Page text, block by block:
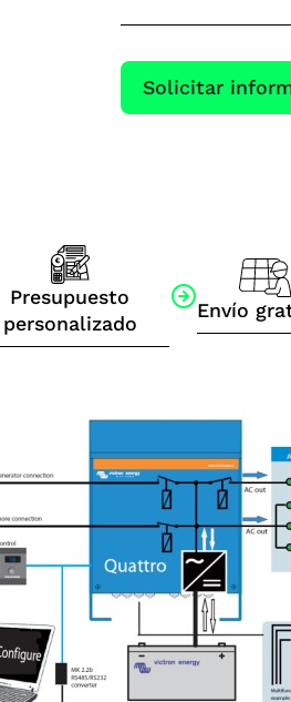
Solicitar
Presupuesto
personalizado
Envío